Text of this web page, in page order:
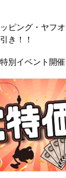
ピング・ヤフオ
き ！！
特別イベント開催